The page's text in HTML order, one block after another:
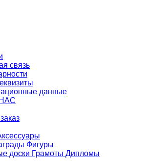
связь
данные
Фигуры
доски Грамоты Дипломы